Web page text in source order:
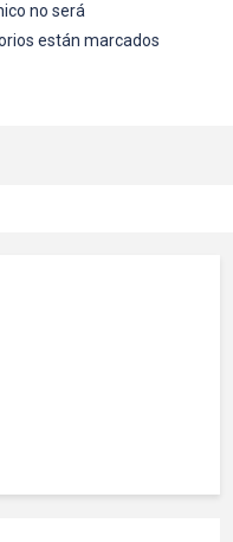
no será
están marcados